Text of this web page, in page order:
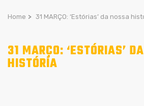
Home > 31 MARÇO: ‘Estórias’ da nossa
31 MARÇO: ‘ESTÓRIAS’
HISTÓRIA